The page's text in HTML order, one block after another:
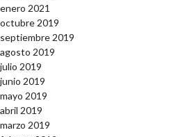
enero 2021
octubre 2019
septiembre 2019
agosto 2019
julio 2019
junio 2019
mayo 2019
abril 2019
marzo 2019